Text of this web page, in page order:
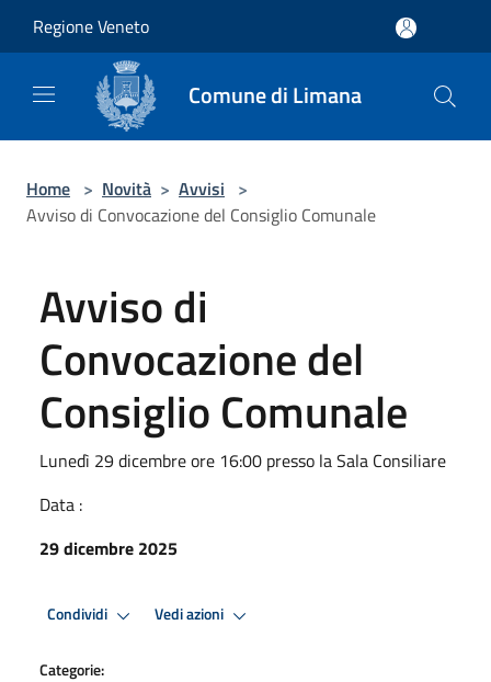
Regione Veneto
Comune di Limana
Home > Novità > Avvisi >
Avviso di Convocazione del Consiglio Comunale
Avviso di
Convocazione del
Consiglio Comunale
Lunedì 29 dicembre ore 16:00 presso la Sala Consiliare
Data :
29 dicembre 2025
Condividi Vedi azioni
Categorie: